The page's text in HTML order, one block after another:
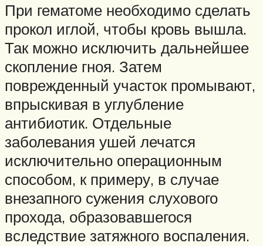
При гематоме необходимо сделать
прокол иглой, чтобы кровь вышла.
Так можно исключить дальнейшее
скопление гноя. Затем
поврежденный участок промывают,
впрыскивая в углубление
антибиотик. Отдельные
заболевания ушей лечатся
исключительно операционным
способом, к примеру, в случае
внезапного сужения слухового
прохода, образовавшегося
вследствие затяжного воспаления.